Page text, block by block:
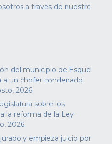
a través de nuestro
del municipio de Esquel
a un chofer condenado
2026
sobre los
la reforma de la Ley
2026
y empieza juicio por